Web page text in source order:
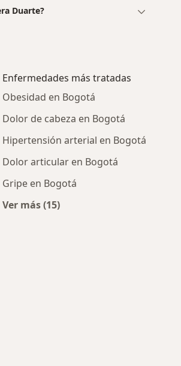
Duarte?
Enfermedades más tratadas
Obesidad en Bogotá
Dolor de cabeza en Bogotá
Hipertensión arterial en Bogotá
Dolor articular en Bogotá
Gripe en Bogotá
Ver más (15)
Más en esta categoría: